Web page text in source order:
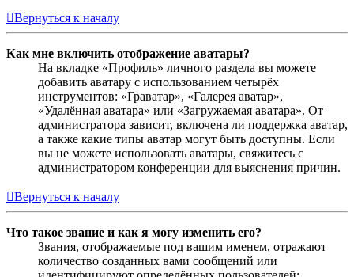
Вернуться к началу
Как мне включить отображение аватары?
На вкладке «Профиль» личного раздела вы можете
добавить аватару с использованием четырёх
инструментов: «Граватар», «Галерея аватар»,
«Удалённая аватара» или «Загружаемая аватара». От
администратора зависит, включена ли поддержка аватар,
а также какие типы аватар могут быть доступны. Если
вы не можете использовать аватары, свяжитесь с
администратором конференции для выяснения причин.
Вернуться к началу
Что такое звание и как я могу изменить его?
Звания, отображаемые под вашим именем, отражают
количество созданных вами сообщений или